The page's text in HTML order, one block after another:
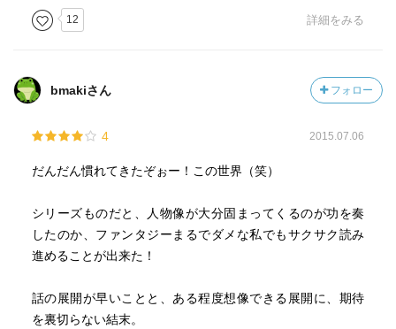
12 詳細をみる
bmakiさん フォロー
4 2015.07.06
だんだん慣れてきたぞぉー！この世界（笑）
シリーズものだと、人物像が大分固まってくるのが功を奏
したのか、ファンタジーまるでダメな私でもサクサク読み
進めることが出来た！
話の展開が早いことと、ある程度想像できる展開に、期待
を裏切らない結末。